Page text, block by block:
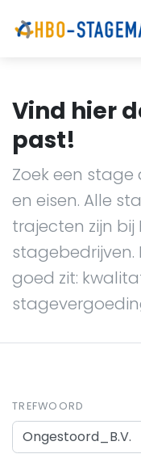
Vind hier
past!
Zoek een stage
en eisen. Alle
trajecten zijn bij
stagebedrijven.
goed zit:
TREFWOORD